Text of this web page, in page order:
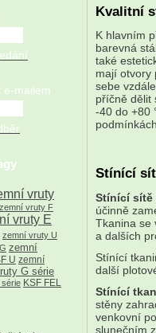
Kvalitní
K hlavním
barevná
také
mají otvory
sebe
příčně dělit
-40 do +80
Stínící
Stínící sítě
účinně
Tkanina se
a dalších
Stínící
další
Stínící
stěny
venkovní
slunečním
e-mailem
vruty
zemní vruty F
vruty E
zemní vruty U
zemní
U zemní
G série
KSF FEL